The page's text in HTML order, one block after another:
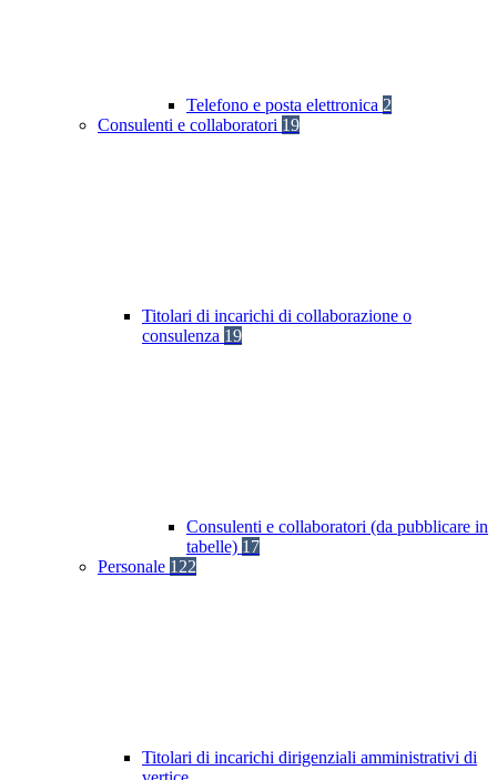
Telefono e posta elettronica 2
Consulenti e collaboratori 19
Titolari di incarichi di collaborazione o
consulenza 19
Consulenti e collaboratori (da pubblicare in
tabelle) 17
Personale 122
Titolari di incarichi dirigenziali amministrativi di